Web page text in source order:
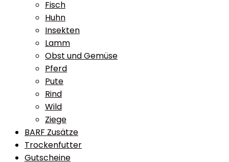
Fisch
Huhn
Insekten
Lamm
Obst und Gemüse
Pferd
Pute
Rind
Wild
Ziege
BARF Zusätze
Trockenfutter
Gutscheine